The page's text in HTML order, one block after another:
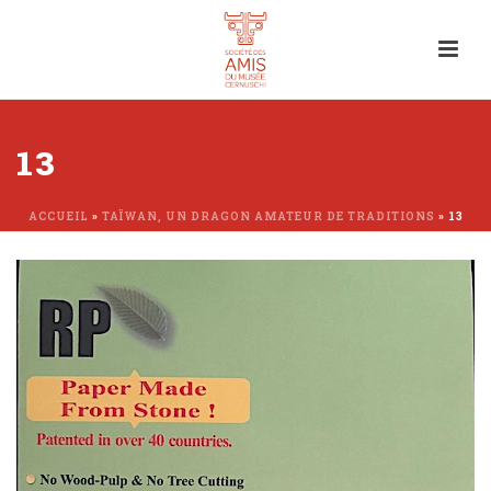
13
ACCUEIL » TAÏWAN, UN DRAGON AMATEUR DE TRADITIONS » 13